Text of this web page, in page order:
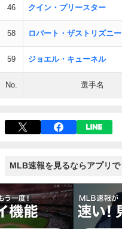
46 クイン・プリースター
58 ロバート・ザストリズニー
59 ジョエル・キューネル
No. 選手名
MLB速報を見るならアプリで